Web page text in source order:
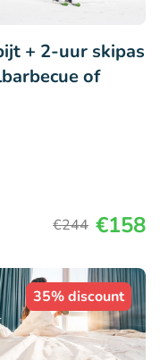
+ 2-uur skipas
of
€244 €158
35% discount